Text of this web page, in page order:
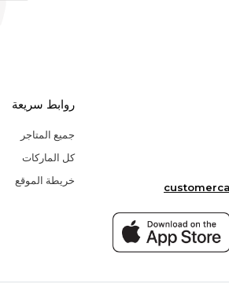
روابط سريعة
جميع المتاجر
كل الماركات
خريطة الموقع